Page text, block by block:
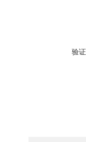
验